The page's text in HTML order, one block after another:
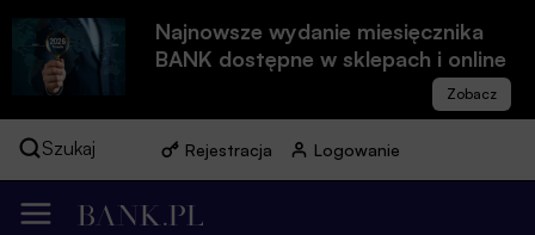
Najnowsze wydanie miesięcznika
BANK dostępne w sklepach i online
Szukaj Rejestracja Logowanie